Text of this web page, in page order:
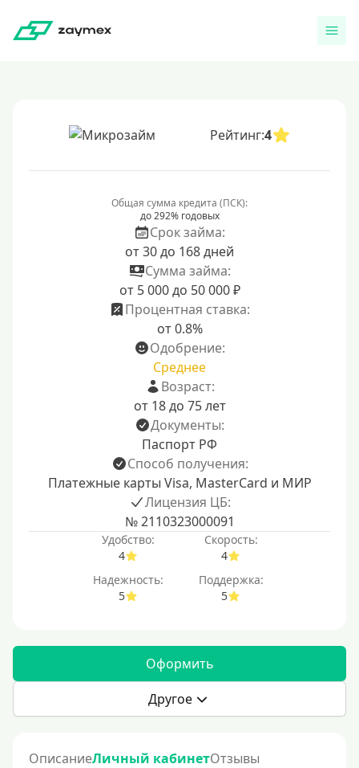
Рейтинг:4
Общая сумма кредита (ПСК):
до 292% годовых
Срок займа:
от 30 до 168 дней
Сумма займа:
от 5 000 до 50 000 ₽
Процентная ставка:
от 0.8%
Одобрение:
Среднее
Возраст:
от 18 до 75 лет
Документы:
Паспорт РФ
Способ получения:
Платежные карты Visa, MasterCard и МИР
Лицензия ЦБ:
№ 2110323000091
Удобство:
4
Скорость:
4
Надежность:
5
Поддержка:
5
Оформить
Другое
ОписаниеЛичный кабинетОтзывы